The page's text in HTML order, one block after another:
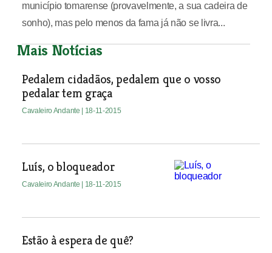
município tomarense (provavelmente, a sua cadeira de
sonho), mas pelo menos da fama já não se livra...
Mais Notícias
Pedalem cidadãos, pedalem que o vosso
pedalar tem graça
Cavaleiro Andante | 18-11-2015
Luís, o bloqueador
Cavaleiro Andante | 18-11-2015
Estão à espera de quê?